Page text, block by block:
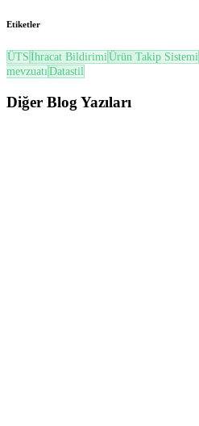
Etiketler
ÜTS İhracat BildirimiÜrün Takip Sistemi
mevzuatıDatastil
Diğer Blog Yazıları